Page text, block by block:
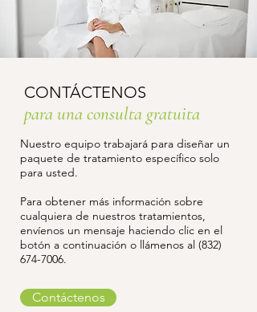
CONTÁCTENOS
para una consulta gratuita
Nuestro equipo trabajará para diseñar un
paquete de tratamiento específico solo
para usted.
Para obtener más información sobre
cualquiera de nuestros tratamientos,
envíenos un mensaje haciendo clic en el
botón a continuación o llámenos al (832)
674-7006.
Contáctenos